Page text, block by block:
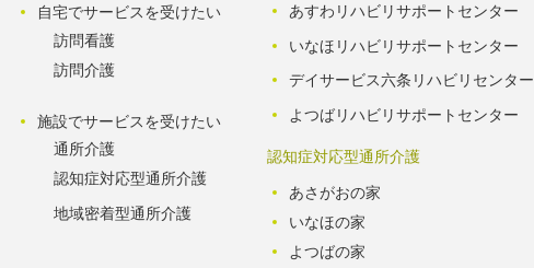
自宅でサービスを受けたい
訪問看護
訪問介護
施設でサービスを受けたい
通所介護
認知症対応型通所介護
地域密着型通所介護
あすわリハビリサポートセンター
いなほリハビリサポートセンター
デイサービス六条リハビリセンター
よつばリハビリサポートセンター
認知症対応型通所介護
あさがおの家
いなほの家
よつばの家